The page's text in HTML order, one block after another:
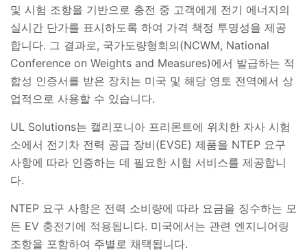
및 시험 조항을 기반으로 충전 중 고객에게 전기 에너지의
실시간 단가를 표시하도록 하여 가격 책정 투명성을 제공
합니다. 그 결과로, 국가도량형회의(NCWM, National
Conference on Weights and Measures)에서 발급하는 적
합성 인증서를 받은 장치는 미국 및 해당 영토 전역에서 상
업적으로 사용할 수 있습니다.
UL Solutions는 캘리포니아 프리몬트에 위치한 자사 시험
소에서 전기차 전력 공급 장비(EVSE) 제품을 NTEP 요구
사항에 따라 인증하는 데 필요한 시험 서비스를 제공합니
다.
NTEP 요구 사항은 전력 소비량에 따라 요금을 징수하는 모
든 EV 충전기에 적용됩니다. 미국에서는 관련 엔지니어링
조항을 포함하여 주별로 채택됩니다.